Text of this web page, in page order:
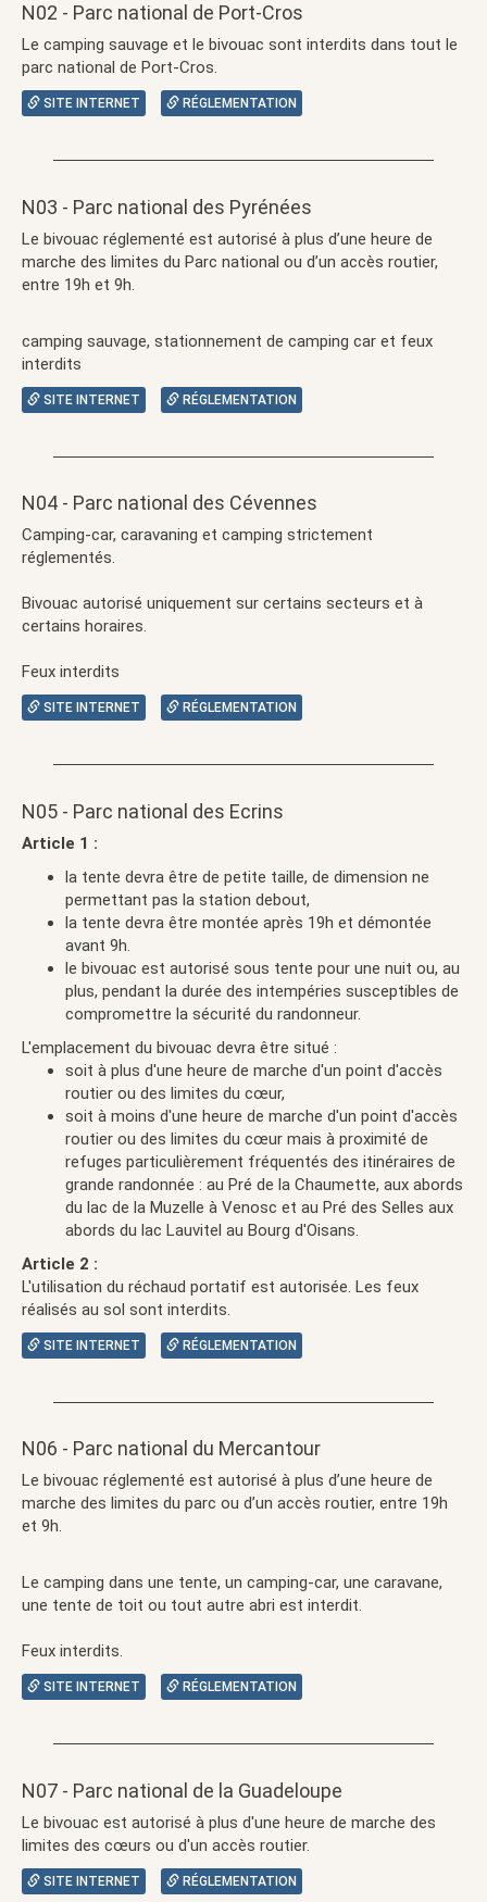
N02 - Parc national de Port-Cros
Le camping sauvage et le bivouac sont interdits dans tout le
parc national de Port-Cros.
SITE INTERNET RÉGLEMENTATION
N03 - Parc national des Pyrénées
Le bivouac réglementé est autorisé à plus d’une heure de
marche des limites du Parc national ou d’un accès routier,
entre 19h et 9h.
camping sauvage, stationnement de camping car et feux
interdits
SITE INTERNET RÉGLEMENTATION
N04 - Parc national des Cévennes
Camping-car, caravaning et camping strictement
réglementés.
Bivouac autorisé uniquement sur certains secteurs et à
certains horaires.
Feux interdits
SITE INTERNET RÉGLEMENTATION
N05 - Parc national des Ecrins
Article 1 :
la tente devra être de petite taille, de dimension ne
permettant pas la station debout,
la tente devra être montée après 19h et démontée
avant 9h.
le bivouac est autorisé sous tente pour une nuit ou, au
plus, pendant la durée des intempéries susceptibles de
compromettre la sécurité du randonneur.
L'emplacement du bivouac devra être situé :
soit à plus d'une heure de marche d'un point d'accès
routier ou des limites du cœur,
soit à moins d'une heure de marche d'un point d'accès
routier ou des limites du cœur mais à proximité de
refuges particulièrement fréquentés des itinéraires de
grande randonnée : au Pré de la Chaumette, aux abords
du lac de la Muzelle à Venosc et au Pré des Selles aux
abords du lac Lauvitel au Bourg d'Oisans.
Article 2 :
L'utilisation du réchaud portatif est autorisée. Les feux
réalisés au sol sont interdits.
SITE INTERNET RÉGLEMENTATION
N06 - Parc national du Mercantour
Le bivouac réglementé est autorisé à plus d’une heure de
marche des limites du parc ou d’un accès routier, entre 19h
et 9h.
Le camping dans une tente, un camping-car, une caravane,
une tente de toit ou tout autre abri est interdit.
Feux interdits.
SITE INTERNET RÉGLEMENTATION
N07 - Parc national de la Guadeloupe
Le bivouac est autorisé à plus d'une heure de marche des
limites des cœurs ou d'un accès routier.
SITE INTERNET RÉGLEMENTATION